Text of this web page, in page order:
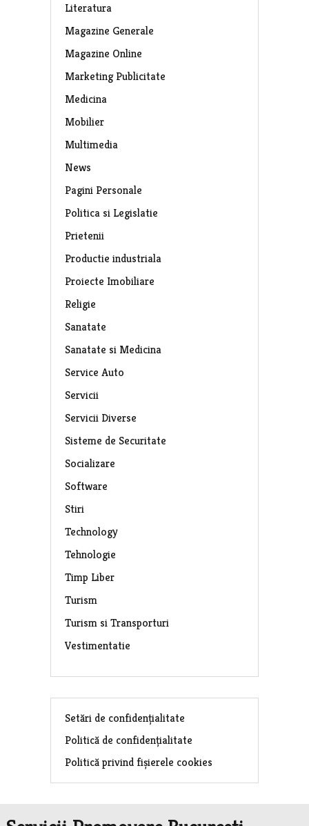
Literatura
Magazine Generale
Magazine Online
Marketing Publicitate
Medicina
Mobilier
Multimedia
News
Pagini Personale
Politica si Legislatie
Prietenii
Productie industriala
Proiecte Imobiliare
Religie
Sanatate
Sanatate si Medicina
Service Auto
Servicii
Servicii Diverse
Sisteme de Securitate
Socializare
Software
Stiri
Technology
Tehnologie
Timp Liber
Turism
Turism si Transporturi
Vestimentatie
Setări de confidențialitate
Politică de confidențialitate
Politică privind fișierele cookies